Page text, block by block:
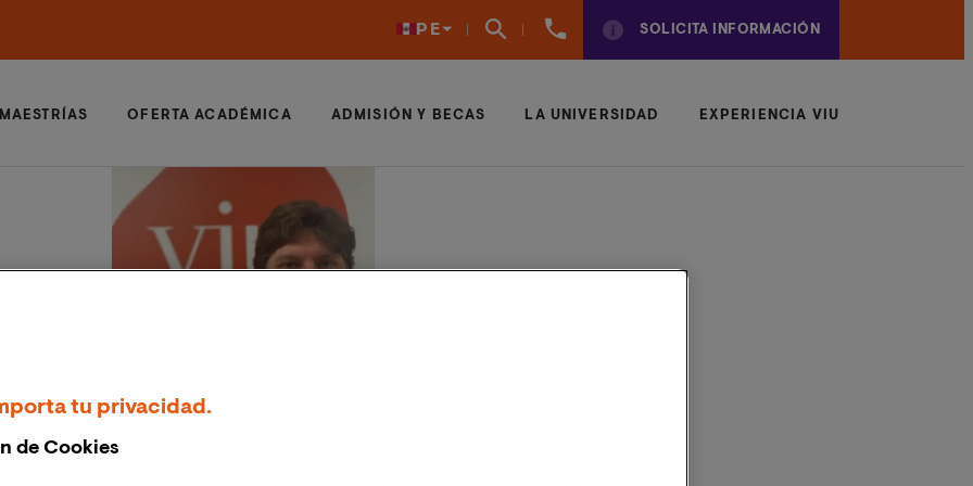
PE
961
SOLICITA INFORMACIÓN
MAESTRÍAS OFERTA ACADÉMICA ADMISIÓN Y BECAS LA UNIVERSIDAD EXPERIENCIA VIU
tu privacidad.
de Cookies